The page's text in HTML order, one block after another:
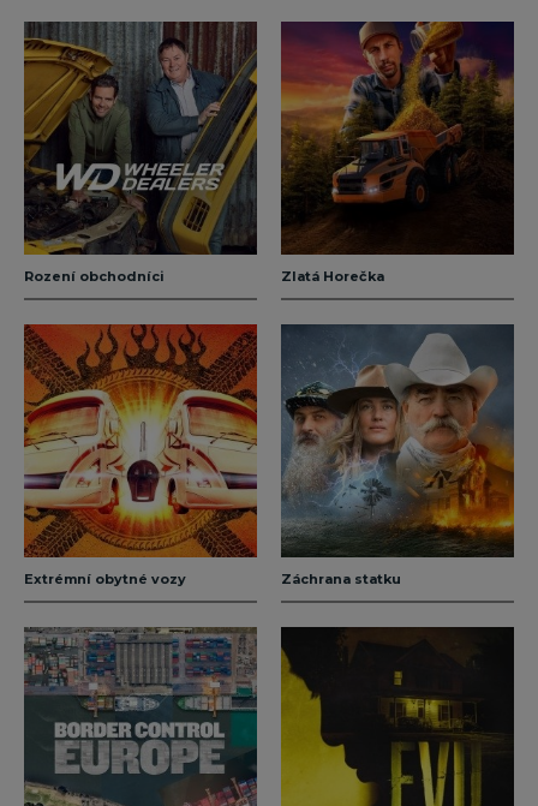
Rození obchodníci Zlatá Horečka
Extrémní obytné vozy Záchrana statku